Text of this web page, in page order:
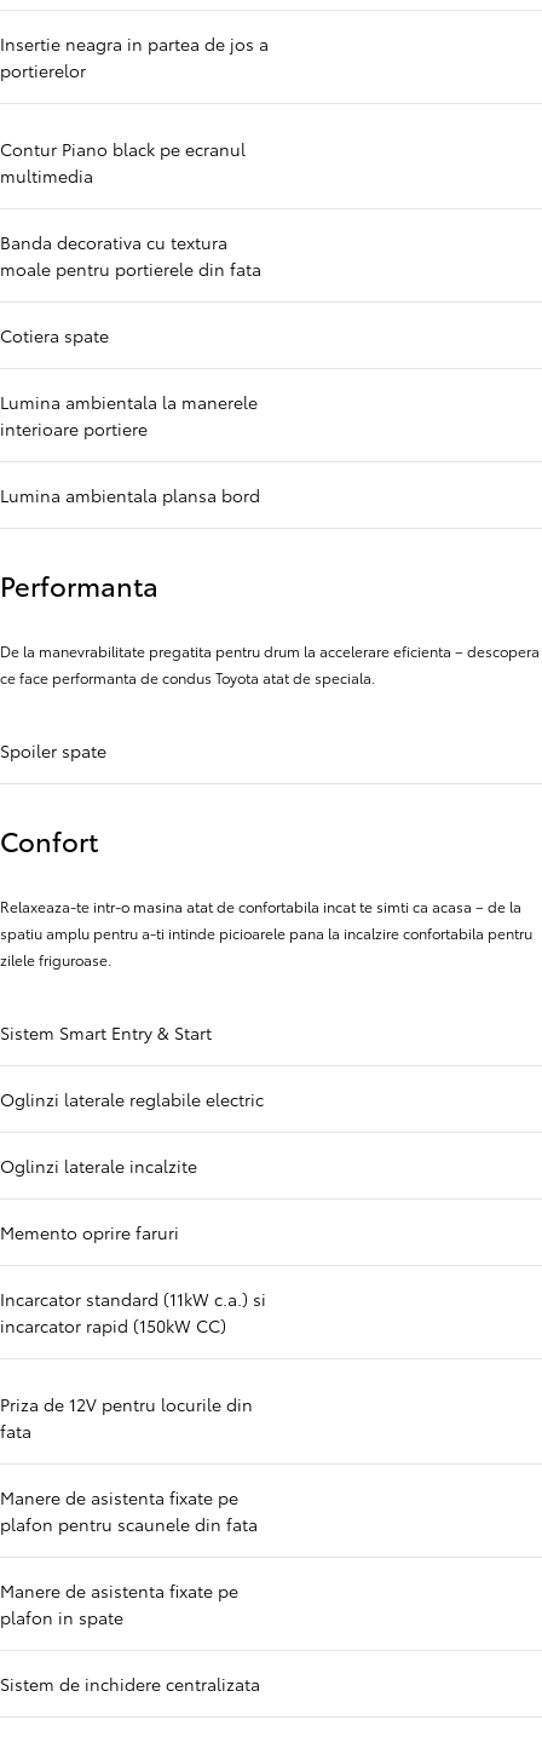
Insertie neagra in partea de jos a
portierelor
Contur Piano black pe ecranul
multimedia
Banda decorativa cu textura
moale pentru portierele din fata
Cotiera spate
Lumina ambientala la manerele
interioare portiere
Lumina ambientala plansa bord
Performanta
De la manevrabilitate pregatita pentru drum la accelerare eficienta – descopera
ce face performanta de condus Toyota atat de speciala.
Spoiler spate
Confort
Relaxeaza-te intr-o masina atat de confortabila incat te simti ca acasa – de la
spatiu amplu pentru a-ti intinde picioarele pana la incalzire confortabila pentru
zilele friguroase.
Sistem Smart Entry & Start
Oglinzi laterale reglabile electric
Oglinzi laterale incalzite
Memento oprire faruri
Incarcator standard (11kW c.a.) si
incarcator rapid (150kW CC)
Priza de 12V pentru locurile din
fata
Manere de asistenta fixate pe
plafon pentru scaunele din fata
Manere de asistenta fixate pe
plafon in spate
Sistem de inchidere centralizata